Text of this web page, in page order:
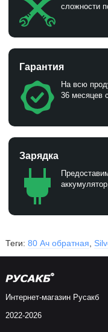
сложности
Гарантия
На всю
36 месяцев
Зарядка
Теги: 80 Ач обратная
Интернет-магазин Русакб
2022-2026